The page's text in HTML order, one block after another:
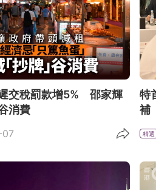
交稅罰款增5% 邵家輝
消費
特
補
精選